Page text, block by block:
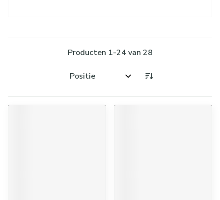
Producten 1-24van 28
Sorteer op: